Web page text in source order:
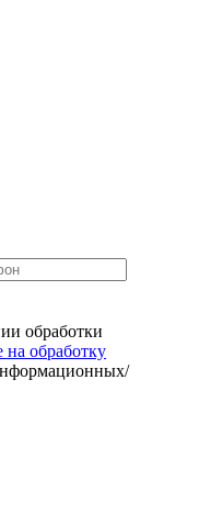
обработки
на обработку